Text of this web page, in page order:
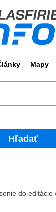
Mapy
Hľadať
do editácie